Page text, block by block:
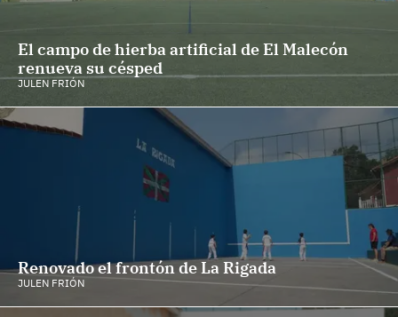
El campo de hierba artificial de El Malecón
renueva su césped
JULEN FRIÓN
Renovado el frontón de La Rigada
JULEN FRIÓN